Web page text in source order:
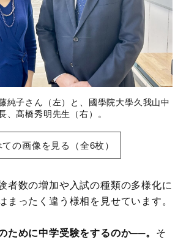
純子さん（左）と、國學院大學久我山中
、髙橋秀明先生（右）。
の画像を見る（全6枚）
者数の増加や入試の種類の多様化に
まったく違う様相を見せています。
ために中学受験をするのか──。 そ